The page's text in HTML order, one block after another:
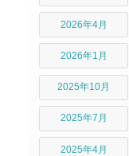
2026年4月
2026年1月
2025年10月
2025年7月
2025年4月